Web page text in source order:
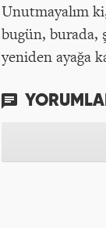
Unutmayalım
bugün, burada,
yeniden ayağa